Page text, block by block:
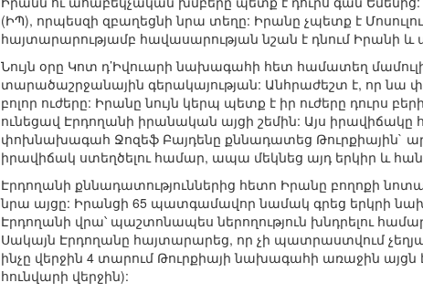
(ԻՊ), որպեսզի զբաղեցնի նրա տեղը: Իրանը չպետք է
հայտարարությամբ հավասարության նշան է դնում Իրանի
Նույն օրը Կոտ դ’Իվուարի նախագահի հետ համատեղ
տարածաշրջանային գերակայության: Անհրաժեշտ է, որ նա
բոլոր ուժերը: Իրանը նույն կերպ պետք է իր ուժերը դուրս
ունեցավ Էրդողանի իրանական այցի շեմին: Այս իրավիճակը
փոխնախագահ Ջոզեֆ Բայդենը քննադատեց Թուրքիային`
իրավիճակ ստեղծելու համար, ապա մեկնեց այդ երկիր և
Էրդողանի քննադատություններից հետո Իրանը բողոքի
նրա այցը: Իրանցի 65 պատգամավոր նամակ գրեց երկրի
Էրդողանի վրա՝ պաշտոնապես ներողություն խնդրելու
Սակայն Էրդողանը հայտարարեց, որ չի պատրաստվում
ինչը վերջին 4 տարում Թուրքիայի նախագահի առաջին այցն
հունվարի վերջին):